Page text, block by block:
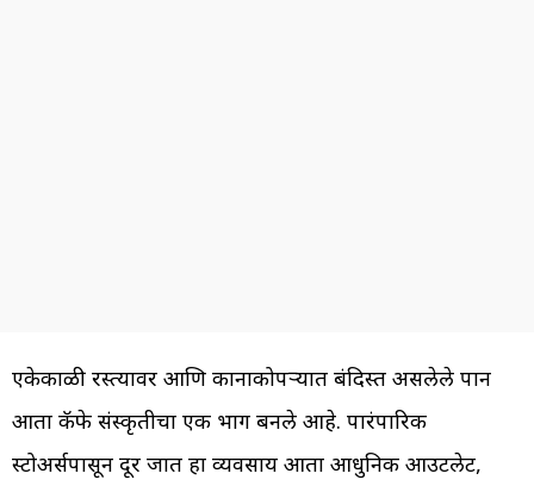
एकेकाळी रस्त्यावर आणि कानाकोपऱ्यात बंदिस्त असलेले पान
आता कॅफे संस्कृतीचा एक भाग बनले आहे. पारंपारिक
स्टोअर्सपासून दूर जात हा व्यवसाय आता आधुनिक आउटलेट,